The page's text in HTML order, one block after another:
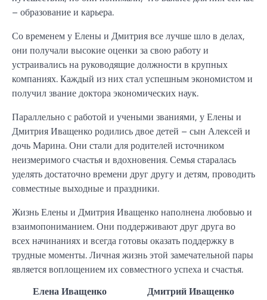
– образование и карьера.
Со временем у Елены и Дмитрия все лучше шло в делах,
они получали высокие оценки за свою работу и
устраивались на руководящие должности в крупных
компаниях. Каждый из них стал успешным экономистом и
получил звание доктора экономических наук.
Параллельно с работой и учеными званиями, у Елены и
Дмитрия Иващенко родились двое детей – сын Алексей и
дочь Марина. Они стали для родителей источником
неизмеримого счастья и вдохновения. Семья старалась
уделять достаточно времени друг другу и детям, проводить
совместные выходные и праздники.
Жизнь Елены и Дмитрия Иващенко наполнена любовью и
взаимопониманием. Они поддерживают друг друга во
всех начинаниях и всегда готовы оказать поддержку в
трудные моменты. Личная жизнь этой замечательной пары
является воплощением их совместного успеха и счастья.
Елена Иващенко
Дмитрий Иващенко